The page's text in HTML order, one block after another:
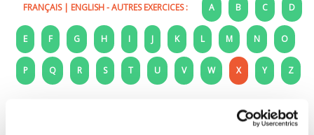
FRANÇAIS| ENGLISH- AUTRES EXERCICES : A B C D
E F G H I J K L M N O
P Q R S T U V W X Y Z